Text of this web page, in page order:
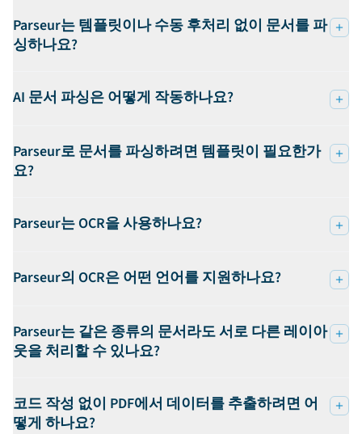
Parseur는 템플릿이나 수동 후처리 없이 문서를 파
싱하나요?
AI 문서 파싱은 어떻게 작동하나요?
Parseur로 문서를 파싱하려면 템플릿이 필요한가
요?
Parseur는 OCR을 사용하나요?
Parseur의 OCR은 어떤 언어를 지원하나요?
Parseur는 같은 종류의 문서라도 서로 다른 레이아
웃을 처리할 수 있나요?
코드 작성 없이 PDF에서 데이터를 추출하려면 어
떻게 하나요?